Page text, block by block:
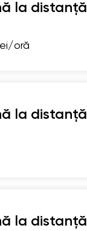
la distanță
oră
la distanță
la distanță